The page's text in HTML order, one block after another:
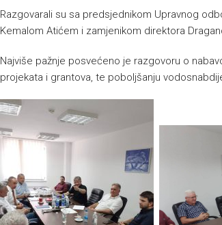
Razgovarali su sa predsjednikom Upravnog
Kemalom Atićem i zamjenikom direktora
Najviše pažnje posvećeno je razgovoru o
projekata i grantova, te poboljšanju